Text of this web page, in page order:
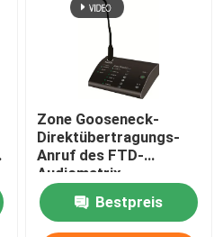
Zone Gooseneck-
Direktübertragungs-
Anruf des FTD-
Audiomatrix-
Verstärker-Schwarz-6,
der Mikrofon-
Schwarzes paginiert
Bestpreis